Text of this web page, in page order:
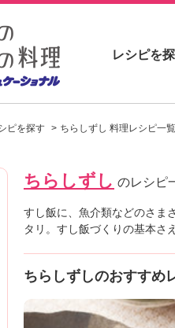
し
シ
を
見
よ
。
レシピを
ピを探す ちらしずし 料理レシピ一覧
ちらしずし のレシピ
すし飯に、魚介類などのさま
タリ。すし飯づくりの基本さ
ちらしずしのおすすめ